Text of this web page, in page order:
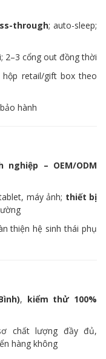
through; auto-sleep;
2–3 cổng out đồng thời
retail/gift box theo
hành
nghiệp – OEM/ODM
máy ảnh; thiết bị
thiện hệ sinh thái phụ
, kiểm thử 100%
chất lượng đầy đủ,
hàng không